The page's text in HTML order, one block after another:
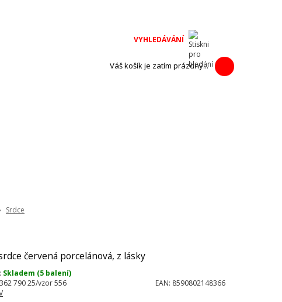
Váš košík je zatím prázdný...
Srdce
červená porcelánová, z lásky
Skladem (5 balení)
362 790 25/vzor 556 EAN: 8590802148366